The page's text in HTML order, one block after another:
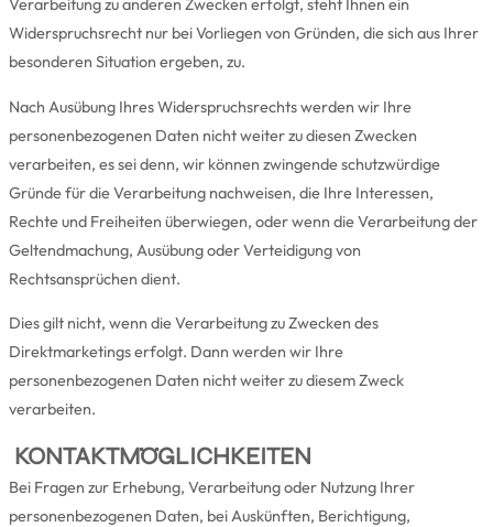
Verarbeitung zu anderen Zwecken erfolgt, steht Ihnen ein
Widerspruchsrecht nur bei Vorliegen von Gründen, die sich aus Ihrer
besonderen Situation ergeben, zu.
Nach Ausübung Ihres Widerspruchsrechts werden wir Ihre
personenbezogenen Daten nicht weiter zu diesen Zwecken
verarbeiten, es sei denn, wir können zwingende schutzwürdige
Gründe für die Verarbeitung nachweisen, die Ihre Interessen,
Rechte und Freiheiten überwiegen, oder wenn die Verarbeitung der
Geltendmachung, Ausübung oder Verteidigung von
Rechtsansprüchen dient.
Dies gilt nicht, wenn die Verarbeitung zu Zwecken des
Direktmarketings erfolgt. Dann werden wir Ihre
personenbezogenen Daten nicht weiter zu diesem Zweck
verarbeiten.
KONTAKTMÖGLICHKEITEN
Bei Fragen zur Erhebung, Verarbeitung oder Nutzung Ihrer
personenbezogenen Daten, bei Auskünften, Berichtigung,